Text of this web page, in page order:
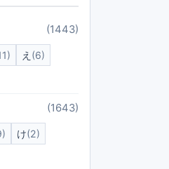
(1443)
え (6)
(1643)
け(2)